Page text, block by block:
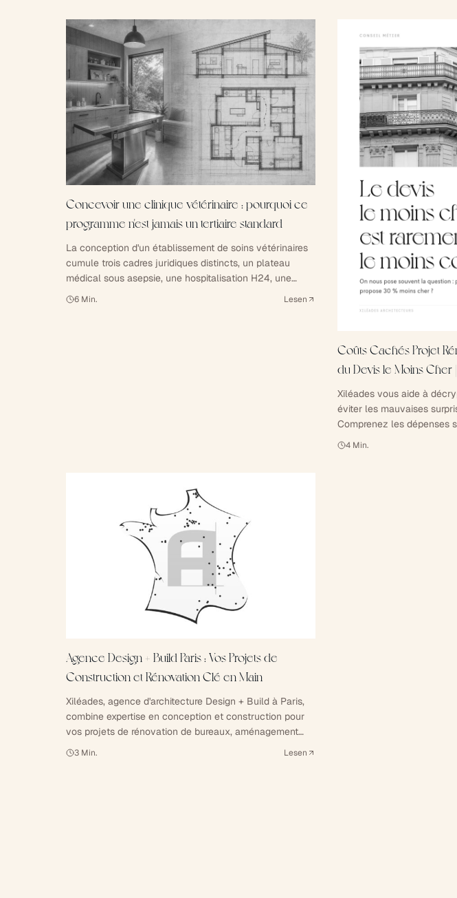
Concevoir une clinique vétérinaire : pourquoi ce
programme n'est jamais un tertiaire standard
La conception d'un établissement de soins vétérinaires
cumule trois cadres juridiques distincts, un plateau
médical sous asepsie, une hospitalisation H24, une
déclaration ASN pour la radiologie et une autorisation
6 Min. Lesen
Coûts Cachés Projet
du Devis le Moins Cher
Xiléades vous aide à
éviter les mauvaises
Comprenez les dépenses
de construction ou
4 Min.
Agence Design + Build Paris : Vos Projets de
Construction et Rénovation Clé en Main
Xiléades, agence d'architecture Design + Build à Paris,
combine expertise en conception et construction pour
vos projets de rénovation de bureaux, aménagement
d'espaces de travail et construction clé en main.
3 Min. Lesen